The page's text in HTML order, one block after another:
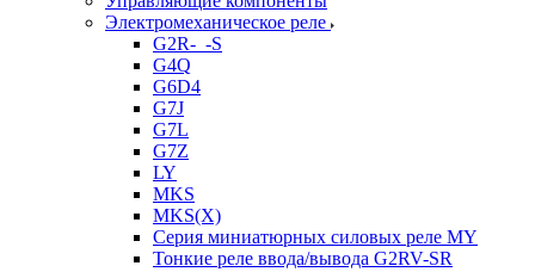
Электромеханическое реле
G2R-_-S
G4Q
G6D4
G7J
G7L
G7Z
LY
MKS
MKS(X)
Серия миниатюрных силовых реле MY
Тонкие реле ввода/вывода G2RV-SR